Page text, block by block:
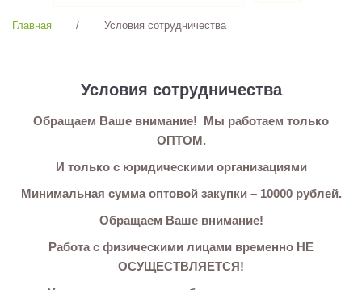
Главная / Условия сотрудничества
УСЛОВИЯ
СОТРУДНИЧЕСТВА
Условия сотрудничества
Обращаем Ваше внимание! Мы работаем только
ОПТОМ.
И только с юридическими организациями
Минимальная сумма оптовой закупки – 10000 рублей.
Обращаем Ваше внимание!
Работа с физическими лицами временно НЕ
ОСУЩЕСТВЛЯЕТСЯ!